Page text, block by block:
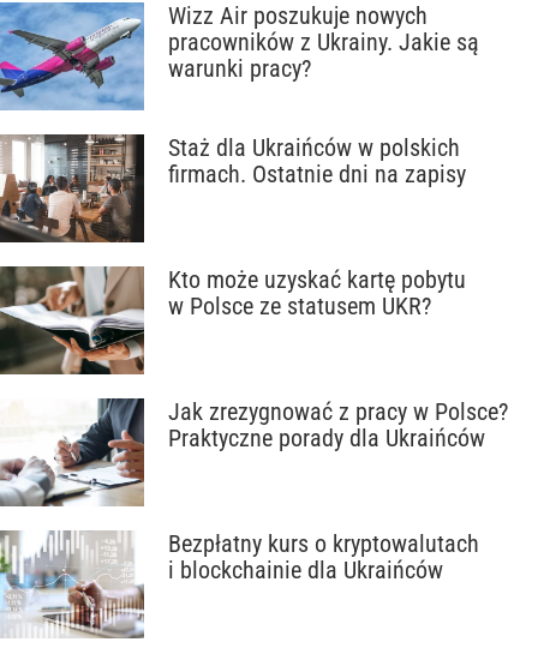
Wizz Air poszukuje nowych
pracowników z Ukrainy. Jakie są
warunki pracy?
Staż dla Ukraińców w polskich
firmach. Ostatnie dni na zapisy
Kto może uzyskać kartę pobytu
w Polsce ze statusem UKR?
Jak zrezygnować z pracy w Polsce?
Praktyczne porady dla Ukraińców
Bezpłatny kurs o kryptowalutach
i blockchainie dla Ukraińców